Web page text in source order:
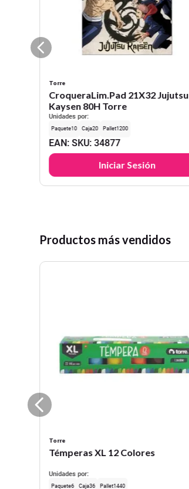
Torre
CroqueraLim.Pad 21X32 Jujutsu
Kaysen 80H Torre
Unidades por:
10 20 1200
EAN: SKU:34877
Iniciar Sesión
Productos más vendidos
Torre
Témperas XL 12 Colores
Unidades por:
6 36 1440